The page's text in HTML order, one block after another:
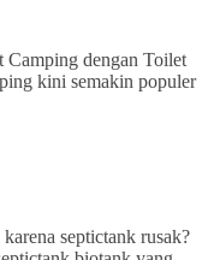
Camping dengan Toilet
kini semakin populer
septictank rusak?